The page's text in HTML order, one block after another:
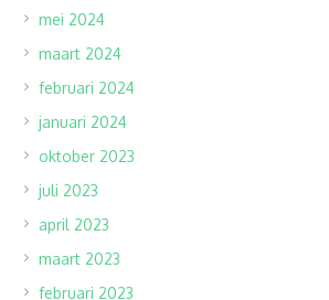
mei 2024
maart 2024
februari 2024
januari 2024
oktober 2023
juli 2023
april 2023
maart 2023
februari 2023